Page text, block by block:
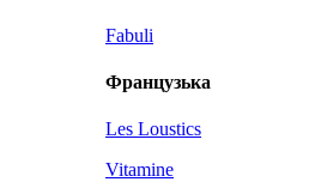
Fabuli
Французька
Les Loustics
Vitamine